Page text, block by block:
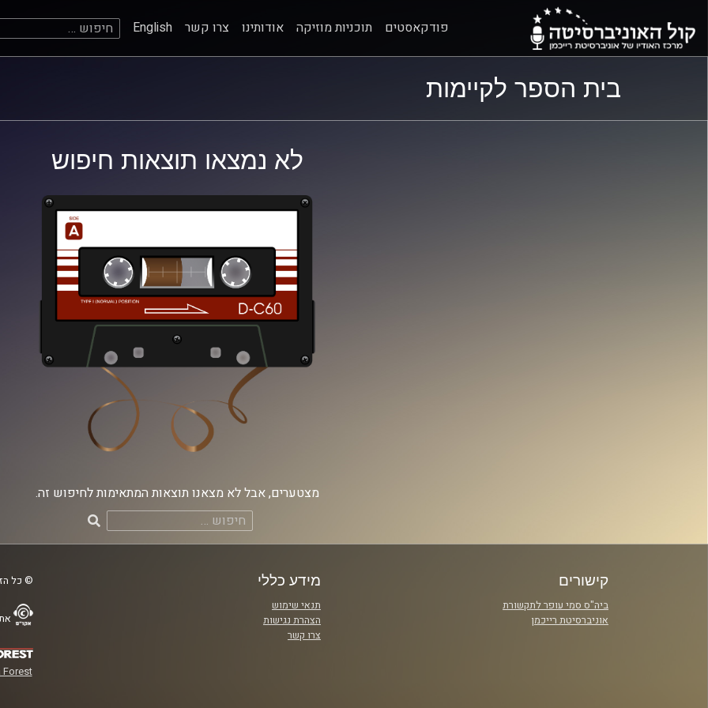
פודקאסטים תוכניות מוזיקה אודותינו צרו קשר English חיפוש:
בית הספר לקיימות
לא נמצאו תוצאות חיפוש
מצטערים, אבל לא מצאנו תוצאות המתאימות לחיפוש זה.
חיפוש:
קישורים
ביה"ס סמי עופר לתקשורת
אוניברסיטת רייכמן
מידע כללי
תנאי שימוש
הצהרת נגישות
צרו קשר
© כל
Forest